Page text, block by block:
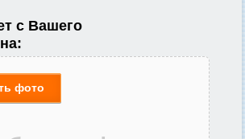
с Вашего
фото